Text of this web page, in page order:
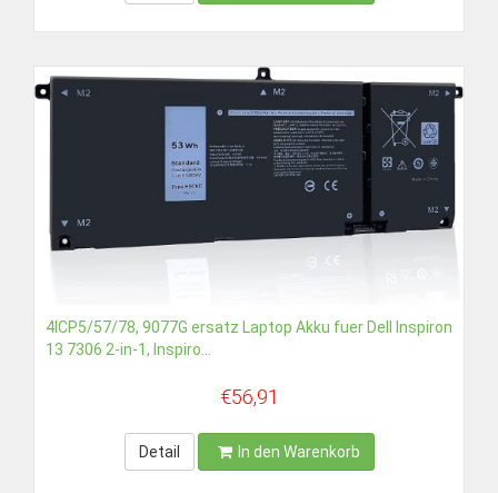
4ICP5/57/78, 9077G ersatz Laptop Akku fuer Dell Inspiron
13 7306 2-in-1, Inspiro...
€56,91
Detail In den Warenkorb